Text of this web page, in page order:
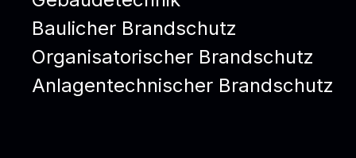
Baulicher Brandschutz
Organisatorischer Brandschutz
Anlagentechnischer Brandschutz